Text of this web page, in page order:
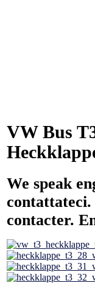
VW Bus
We speak
contattateci.
contacter.